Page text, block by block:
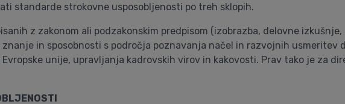
standarde strokovne usposobljenosti po treh sklopih.
z zakonom ali podzakonskim predpisom (izobrazba, delovne
in sposobnosti s področja poznavanja načel in razvojnih
unije, upravljanja kadrovskih virov in kakovosti. Prav tako je za